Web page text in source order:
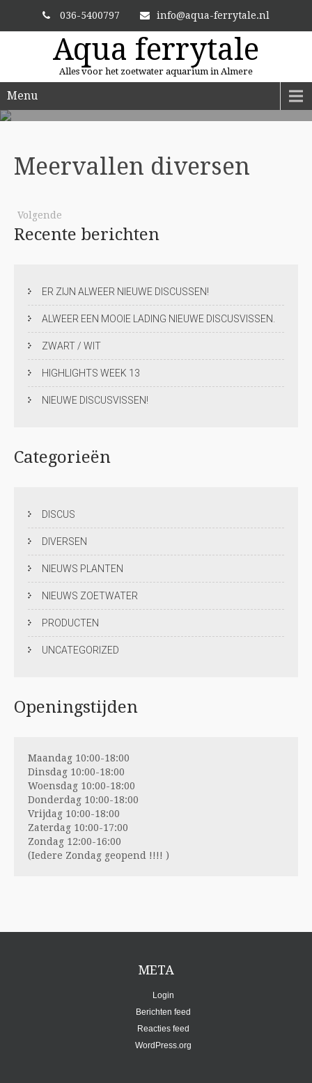
036-5400797 info@aqua-ferrytale.nl
Aqua ferrytale
Alles voor het zoetwater aquarium in Almere
Menu
En zit uw plant er niet bij? Dan bestellen we hem voor u.
Meervallen diversen
Volgende
Recente berichten
ER ZIJN ALWEER NIEUWE DISCUSSEN!
ALWEER EEN MOOIE LADING NIEUWE DISCUSVISSEN.
ZWART / WIT
HIGHLIGHTS WEEK 13
NIEUWE DISCUSVISSEN!
Categorieën
DISCUS
DIVERSEN
NIEUWS PLANTEN
NIEUWS ZOETWATER
PRODUCTEN
UNCATEGORIZED
Openingstijden
Maandag 10:00-18:00
Dinsdag 10:00-18:00
Woensdag 10:00-18:00
Donderdag 10:00-18:00
Vrijdag 10:00-18:00
Zaterdag 10:00-17:00
Zondag 12:00-16:00
(Iedere Zondag geopend !!!! )
META
Login
Berichten feed
Reacties feed
WordPress.org